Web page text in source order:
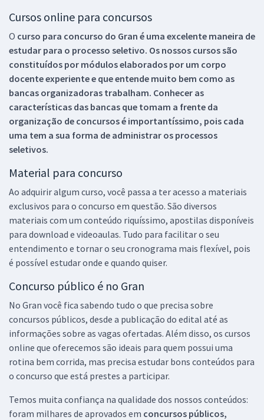
Cursos online para concursos
O curso para concurso do Gran é uma excelente maneira de
estudar para o processo seletivo. Os nossos cursos são
constituídos por módulos elaborados por um corpo
docente experiente e que entende muito bem como as
bancas organizadoras trabalham. Conhecer as
características das bancas que tomam a frente da
organização de concursos é importantíssimo, pois cada
uma tem a sua forma de administrar os processos
seletivos.
Material para concurso
Ao adquirir algum curso, você passa a ter acesso a materiais
exclusivos para o concurso em questão. São diversos
materiais com um conteúdo riquíssimo, apostilas disponíveis
para download e videoaulas. Tudo para facilitar o seu
entendimento e tornar o seu cronograma mais flexível, pois
é possível estudar onde e quando quiser.
Concurso público é no Gran
No Gran você fica sabendo tudo o que precisa sobre
concursos públicos, desde a publicação do edital até as
informações sobre as vagas ofertadas. Além disso, os cursos
online que oferecemos são ideais para quem possui uma
rotina bem corrida, mas precisa estudar bons conteúdos para
o concurso que está prestes a participar.
Temos muita confiança na qualidade dos nossos conteúdos:
foram milhares de aprovados em concursos públicos,